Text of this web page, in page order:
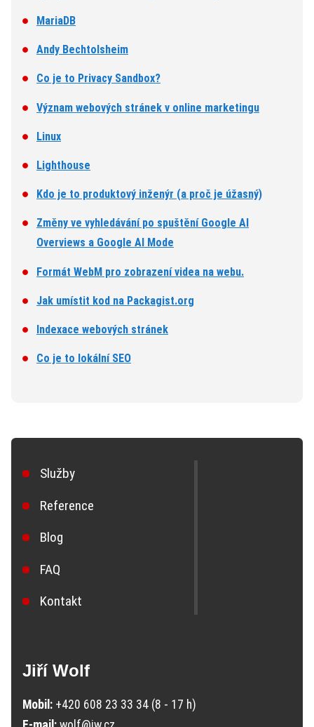
MariaDB
Andy Bechtolsheim
Co je to Privacy Sandbox?
Význam webových stránek v online marketingu
Linux
Lighthouse
Kdo je to produktový inženýr (a proč je úžasný)
Změny ve vyhledávání po spuštění Google AI
Overviews a Google AI Mode
Formát WebM pro zobrazení videa na webu.
Jak umístit kod na Packagist.org
Indexace webových stránek
Co je to lokální SEO
Služby
Reference
Blog
FAQ
Kontakt
Jiří Wolf
Mobil: +420 608 23 33 34 (8 - 17 h)